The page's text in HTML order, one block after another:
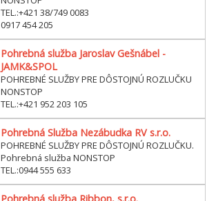
TEL.:+421 38/749 0083
0917 454 205
Pohrebná služba Jaroslav Gešnábel -
JAMK&SPOL
POHREBNÉ SLUŽBY PRE DÔSTOJNÚ ROZLUČKU
NONSTOP
TEL.:+421 952 203 105
Pohrebná Služba Nezábudka RV s.r.o.
POHREBNÉ SLUŽBY PRE DÔSTOJNÚ ROZLUČKU.
Pohrebná služba NONSTOP
TEL.:0944 555 633